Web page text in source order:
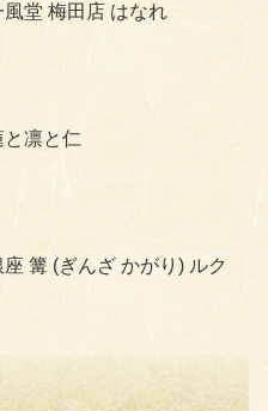
風堂 梅田店 はなれ
と凛と仁
座 篝 (ぎんざ かがり) ルク